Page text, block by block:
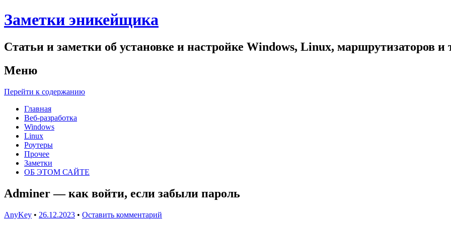
Заметки эникейщика
Статьи и заметки об установке и настройке Windows, Linux, маршрутизаторов и
Меню
Перейти к содержанию
Главная
Веб-разработка
Windows
Linux
Роутеры
Прочее
Заметки
ОБ ЭТОМ САЙТЕ
Adminer — как войти, если забыли пароль
AnyKey • 26.12.2023 • Оставить комментарий